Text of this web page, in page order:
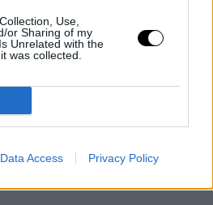
Use,
or Sharing of my
Unrelated with the
was collected.
Data Access Privacy Policy
το μαλακτικό εφαρμόζεται
και προς τις άκρες, και το
αποφυγή υπολειμμάτων που